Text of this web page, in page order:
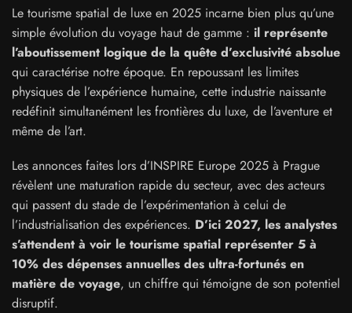
Le tourisme spatial de luxe en 2025 incarne bien plus qu’une
simple évolution du voyage haut de gamme : il représente
l’aboutissement logique de la quête d’exclusivité absolue
qui caractérise notre époque. En repoussant les limites
physiques de l’expérience humaine, cette industrie naissante
redéfinit simultanément les frontières du luxe, de l’aventure et
même de l’art.
Les annonces faites lors d’INSPIRE Europe 2025 à Prague
révèlent une maturation rapide du secteur, avec des acteurs
qui passent du stade de l’expérimentation à celui de
l’industrialisation des expériences. D’ici 2027, les analystes
s’attendent à voir le tourisme spatial représenter 5 à
10% des dépenses annuelles des ultra-fortunés en
matière de voyage, un chiffre qui témoigne de son potentiel
disruptif.